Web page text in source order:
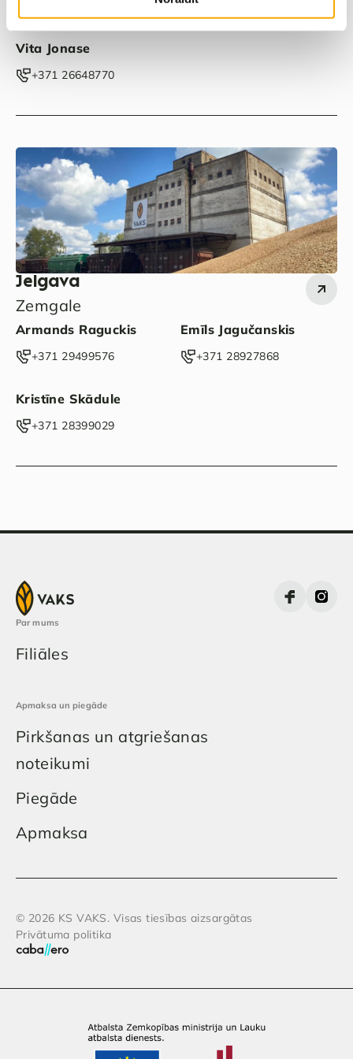
Vidzeme
Vita Jonase
‭+371 26648770‬
Jelgava
Zemgale
Armands Raguckis
‭+371 29499576‬
Emīls Jagučanskis
‭+371 28927868‬
Kristīne Skādule
‭+371 28399029‬
Par mums
Filiāles
Apmaksa un piegāde
Pirkšanas un atgriešanas
noteikumi
Piegāde
Apmaksa
© 2026 KS VAKS. Visas tiesības aizsargātas
Privātuma politika